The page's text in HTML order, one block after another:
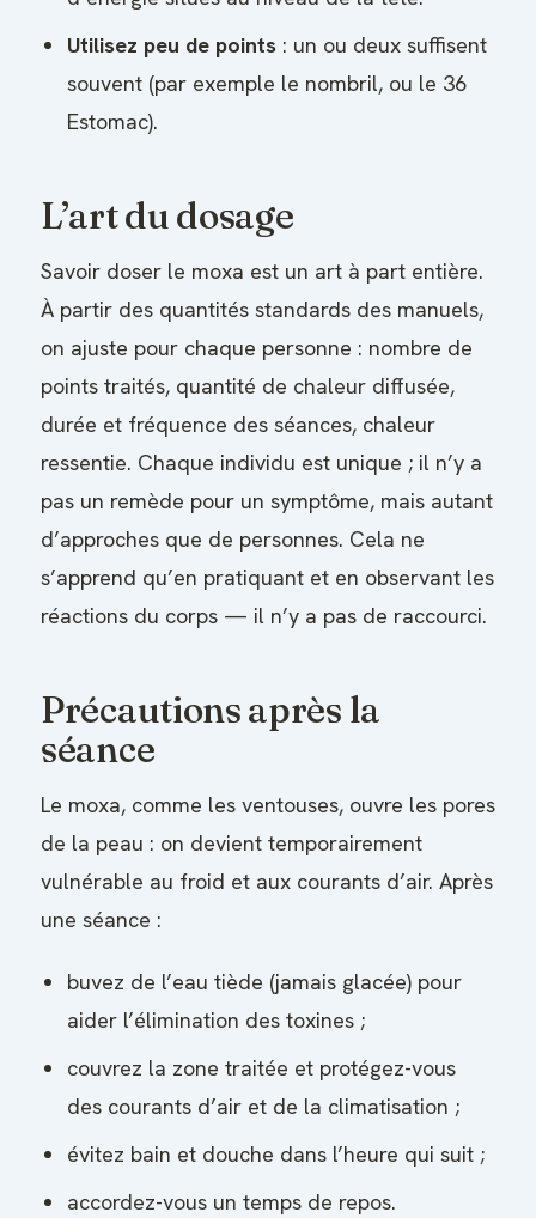
Utilisez peu de points : un ou deux suffisent
souvent (par exemple le nombril, ou le 36
Estomac).
L’art du dosage
Savoir doser le moxa est un art à part entière.
À partir des quantités standards des manuels,
on ajuste pour chaque personne : nombre de
points traités, quantité de chaleur diffusée,
durée et fréquence des séances, chaleur
ressentie. Chaque individu est unique ; il n’y a
pas un remède pour un symptôme, mais autant
d’approches que de personnes. Cela ne
s’apprend qu’en pratiquant et en observant les
réactions du corps — il n’y a pas de raccourci.
Précautions après la
séance
Le moxa, comme les ventouses, ouvre les pores
de la peau : on devient temporairement
vulnérable au froid et aux courants d’air. Après
une séance :
buvez de l’eau tiède (jamais glacée) pour
aider l’élimination des toxines ;
couvrez la zone traitée et protégez-vous
des courants d’air et de la climatisation ;
évitez bain et douche dans l’heure qui suit ;
accordez-vous un temps de repos.